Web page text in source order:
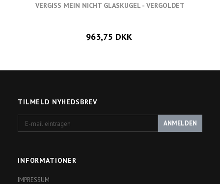
VERGISS MEIN NICHT GLASKUGEL - VERGOLDET
963,75 DKK
TILMELD NYHEDSBREV
mail
ANMELDEN
INFORMATIONER
IMPRESSUM